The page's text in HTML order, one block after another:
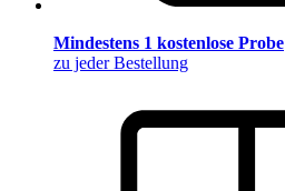
Mindestens 1 kostenlose Probe
zu jeder Bestellung